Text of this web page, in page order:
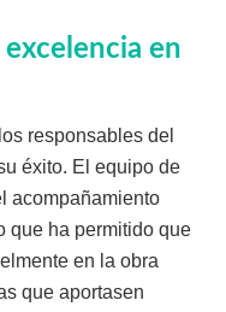
en
responsables del
éxito. El equipo de
acompañamiento
que ha permitido que
en la obra
que aportasen